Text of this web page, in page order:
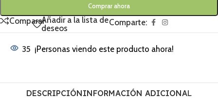
Comprar ahora
CompararAñadir a la lista de
deseos
Comparte:
35 ¡Personas viendo este producto ahora!
DESCRIPCIÓNINFORMACIÓN ADICIONAL